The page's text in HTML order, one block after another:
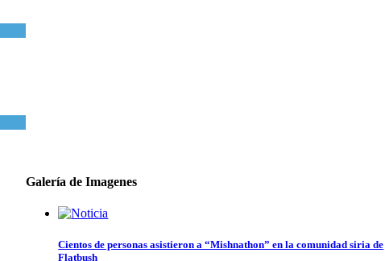
Galería de Imagenes
Cientos de personas asistieron a “Mishnathon” en la comunidad siria de
Flatbush